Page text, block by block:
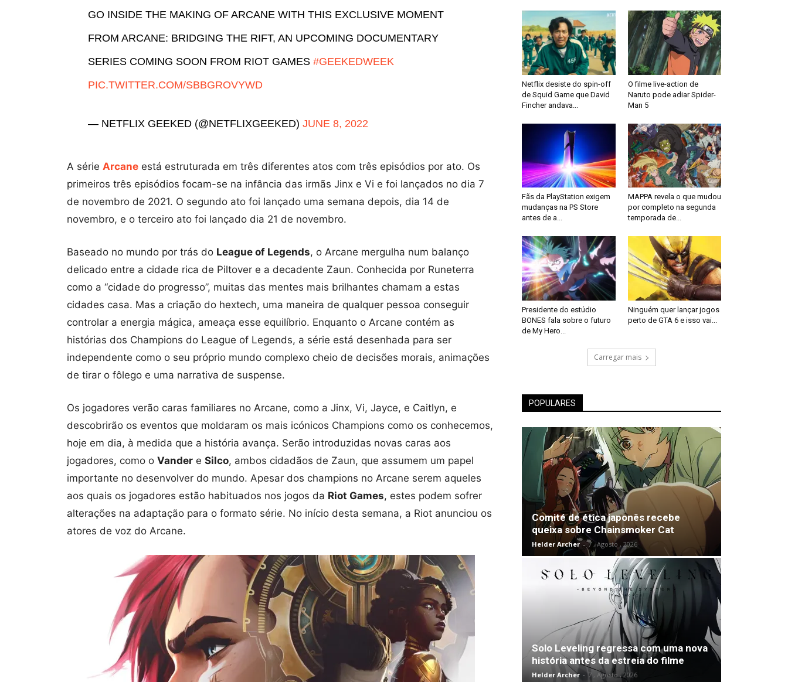
GO INSIDE THE MAKING OF ARCANE WITH THIS EXCLUSIVE MOMENT
FROM ARCANE: BRIDGING THE RIFT, AN UPCOMING DOCUMENTARY
SERIES COMING SOON FROM RIOT GAMES#GEEKEDWEEK
PIC.TWITTER.COM/SBBGROVYWD
— NETFLIX GEEKED (@NETFLIXGEEKED)JUNE 8, 2022
A série Arcane está estruturada em três diferentes atos com três episódios por ato. Os
primeiros três episódios focam-se na infância das irmãs Jinx e Vi e foi lançados no dia 7
de novembro de 2021. O segundo ato foi lançado uma semana depois, dia 14 de
novembro, e o terceiro ato foi lançado dia 21 de novembro.
Baseado no mundo por trás do League of Legends, o Arcane mergulha num balanço
delicado entre a cidade rica de Piltover e a decadente Zaun. Conhecida por Runeterra
como a “cidade do progresso”, muitas das mentes mais brilhantes chamam a estas
cidades casa. Mas a criação do hextech, uma maneira de qualquer pessoa conseguir
controlar a energia mágica, ameaça esse equilíbrio. Enquanto o Arcane contém as
histórias dos Champions do League of Legends, a série está desenhada para ser
independente como o seu próprio mundo complexo cheio de decisões morais, animações
de tirar o fôlego e uma narrativa de suspense.
Os jogadores verão caras familiares no Arcane, como a Jinx, Vi, Jayce, e Caitlyn, e
descobrirão os eventos que moldaram os mais icónicos Champions como os conhecemos,
hoje em dia, à medida que a história avança. Serão introduzidas novas caras aos
jogadores, como o Vander e Silco, ambos cidadãos de Zaun, que assumem um papel
importante no desenvolver do mundo. Apesar dos champions no Arcane serem aqueles
aos quais os jogadores estão habituados nos jogos da Riot Games, estes podem sofrer
alterações na adaptação para o formato série. No início desta semana, a Riot anunciou os
atores de voz do Arcane.
Netflix desiste do spin-off
de Squid Game que David
Fincher andava...
O filme live-action de
Naruto pode adiar Spider-
Man 5
Fãs da PlayStation exigem
mudanças na PS Store
antes de a...
MAPPA revela o que mudou
por completo na segunda
temporada de...
Presidente do estúdio
BONES fala sobre o futuro
de My Hero...
Ninguém quer lançar jogos
perto de GTA 6 e isso vai...
Carregar mais
POPULARES
Comité de ética japonês recebe
queixa sobre Chainsmoker Cat
Helder Archer - 7 , Agosto , 2026
Solo Leveling regressa com uma nova
história antes da estreia do filme
Helder Archer - 7 , Agosto , 2026